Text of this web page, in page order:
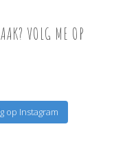
VOLG ME OP
op Instagram